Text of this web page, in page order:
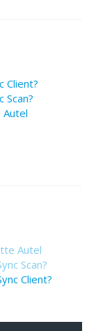
Client?
Scan?
Autel
Scan?
Client?